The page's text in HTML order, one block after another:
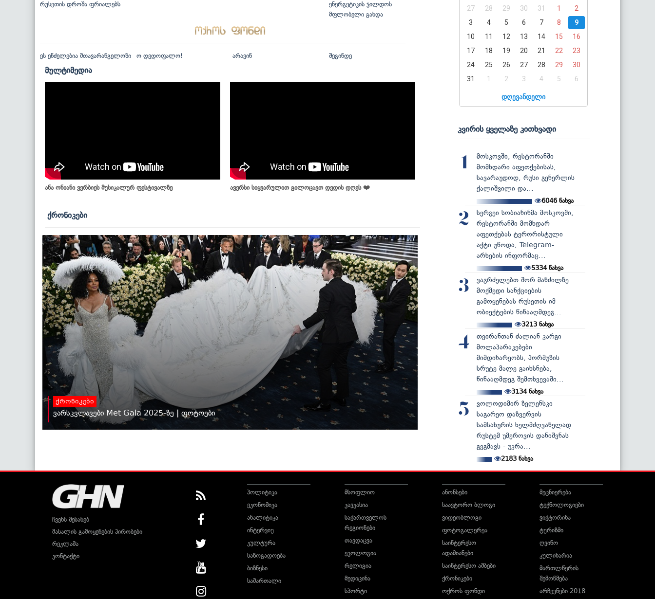
რუსეთის დროშა ფრიალებს
ენერგეტიკის ჯილდოს
მფლობელი გახდა
ეს ენძელებია მთავარანგელოზი ო დედოფალო! არავინ შეგინდე
მულტიმედია
ანა ონიანი ვერბიეს მუსიკალურ ფესტივალზე ავერსი სიყვარულით გილოცავთ დედის დღეს ❤️
ქრონიკები
ქრონიკები
ვარსკვლავები Met Gala 2025-ზე | ფოტოები
27
28 29 30 31 1
2
3
4 5 6 7 8
9
10
11 12 13 14 15
16
17
18 19 20 21 22
23
24
25 26 27 28 29
30
31
1 2 3 4 5 6
დღევანდელი
კვირის ყველაზე კითხვადი
1
მოსკოვში, რესტორანში
მომხდარი აფეთქებისას,
სავარაუდოდ, რუსი გენერლის
ქალიშვილი და...
6046ნახვა
2
სერგეი სობიანინმა მოსკოვში,
რესტორანში მომხდარ
აფეთქებას ტერორისტული
აქტი უწოდა, Telegram-
არხების ინფორმაც...
5334ნახვა
3
ვაგრძელებთ შორ მანძილზე
მოქმედი სანქციების
გამოყენებას რუსეთის იმ
ობიექტების წინააღმდეგ...
3213ნახვა
4
თეირანთან ძალიან კარგი
მოლაპარაკებები
მიმდინარეობს, ჰორმუზის
სრუტე მალე გაიხსნება,
წინააღმდეგ შემთხვევაში...
3134ნახვა
5
ვოლოდიმირ ზელენსკი
საგარეო დაზვერვის
სამსახურის ხელმძღვანელად
რუსტემ უმეროვის დანიშვნას
გეგმავს - უკრა...
2183 ნახვა
ჩვენს შესახებ
მასალის გამოყენების პირობები
რეკლამა
კონტაქტი
პოლიტიკა
ეკონომიკა
ანალიტიკა
ინტერვიუ
კულტურა
საზოგადოება
ბიზნესი
სამართალი
მსოფლიო
კავკასია
საქართველოს
რეგიონები
თავდაცვა
ეკოლოგია
რელიგია
მედიცინა
სპორტი
ანონსები
საავტორო ბლოგი
ვიდეობლოგი
ფოტოგალერეა
საინტერესო
ადამიანები
საინტერესო ამბები
ქრონიკები
ოქროს ფონდი
მეცნიერება
ტექნოლოგიები
ვიქტორინა
ტურიზმი
ღვინო
კულინარია
მართლწერის
შემოწმება
არჩევნები 2018